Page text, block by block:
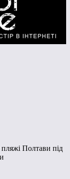
Полтави під